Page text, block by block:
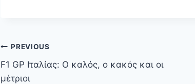
Πλοήγηση
άρθρων
PREVIOUS
F1 GP Ιταλίας: Ο καλός, ο κακός και οι
μέτριοι